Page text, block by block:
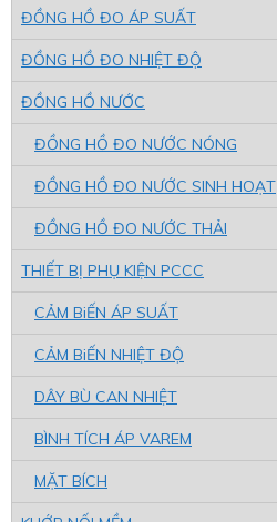
ĐỒNG HỒ ĐO ÁP SUẤT
ĐỒNG HỒ ĐO NHIỆT ĐỘ
ĐỒNG HỒ NƯỚC
ĐỒNG HỒ ĐO NƯỚC NÓNG
ĐỒNG HỒ ĐO NƯỚC SINH HOẠT
ĐỒNG HỒ ĐO NƯỚC THẢI
THIẾT BỊ PHỤ KIỆN PCCC
CẢM BiẾN ÁP SUẤT
CẢM BiẾN NHIỆT ĐỘ
DÂY BÙ CAN NHIỆT
BÌNH TÍCH ÁP VAREM
MẶT BÍCH